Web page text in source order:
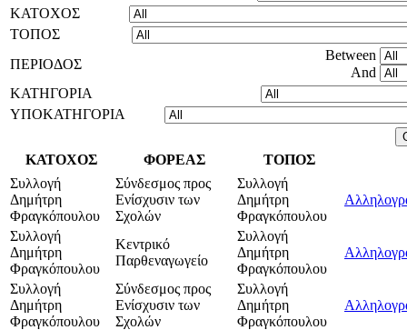
ΚΑΤΟΧΟΣ
ΤΟΠΟΣ
ΠΕΡΙΟΔΟΣ
Between
And
ΚΑΤΗΓΟΡΙΑ
ΥΠΟΚΑΤΗΓΟΡΙΑ
ΚΑΤΟΧΟΣ ΦΟΡΕΑΣ
ΤΟΠΟΣ
Συλλογή
Δημήτρη
Φραγκόπουλου
Σύνδεσμος προς
Ενίσχυσιν των
Σχολών
Συλλογή
Δημήτρη
Φραγκόπουλου
Συλλογή
Δημήτρη
Φραγκόπουλου
Κεντρικό
Παρθεναγωγείο
Συλλογή
Δημήτρη
Φραγκόπουλου
Συλλογή
Δημήτρη
Φραγκόπουλου
Σύνδεσμος προς
Ενίσχυσιν των
Σχολών
Συλλογή
Δημήτρη
Φραγκόπουλου